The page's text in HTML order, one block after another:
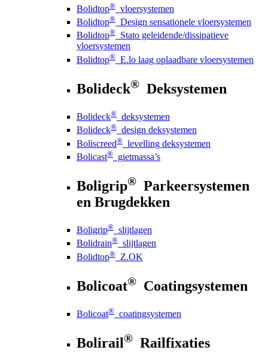
Bolidtop® vloersystemen
Bolidtop® Design sensationele vloersystemen
Bolidtop® Stato geleidende/dissipatieve
vloersystemen
Bolidtop® E.lo laag oplaadbare vloersystemen
Bolideck® Deksystemen
Bolideck® deksystemen
Bolideck® design deksystemen
Boliscreed® levelling deksystemen
Bolicast® gietmassa’s
Boligrip® Parkeersystemen
en Brugdekken
Boligrip® slijtlagen
Bolidrain® slijtlagen
Bolidtop® Z.OK
Bolicoat® Coatingsystemen
Bolicoat® coatingsystemen
Bolirail® Railfixaties